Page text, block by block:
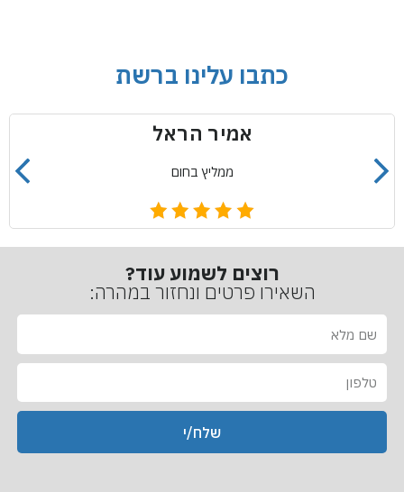
כתבו עלינו ברשת
אמיר הראל
ממליץ בחום
רוצים לשמוע עוד?
השאירו פרטים ונחזור במהרה:
מ
א
פ
שלח/י